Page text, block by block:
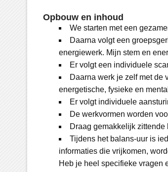
Opbouw en inhoud
We starten met een
Daarna volgt een
energiewerk. Mijn stem en
Er volgt een individuele
Daarna werk je zelf met de
energetische, fysieke en
Er volgt individuele
De werkvormen worden
Draag gemakkelijk
Tijdens het balans-uur is
informaties die vrijkomen,
Heb je heel specifieke vragen